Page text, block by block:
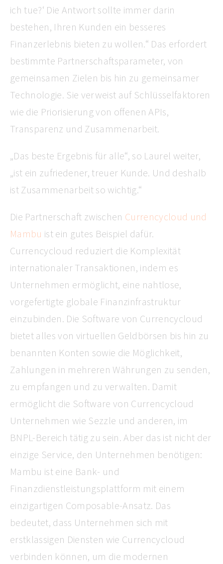
ich tue?‘ Die Antwort sollte immer darin
bestehen, Ihren Kunden ein besseres
Finanzerlebnis bieten zu wollen.“ Das erfordert
bestimmte Partnerschaftsparameter, von
gemeinsamen Zielen bis hin zu gemeinsamer
Technologie. Sie verweist auf Schlüsselfaktoren
wie die Priorisierung von offenen APIs,
Transparenz und Zusammenarbeit.
„Das beste Ergebnis für alle“, so Laurel weiter,
„ist ein zufriedener, treuer Kunde. Und deshalb
ist Zusammenarbeit so wichtig.“
Die Partnerschaft zwischen Currencycloud und
Mambu ist ein gutes Beispiel dafür.
Currencycloud reduziert die Komplexität
internationaler Transaktionen, indem es
Unternehmen ermöglicht, eine nahtlose,
vorgefertigte globale Finanzinfrastruktur
einzubinden. Die Software von Currencycloud
bietet alles von virtuellen Geldbörsen bis hin zu
benannten Konten sowie die Möglichkeit,
Zahlungen in mehreren Währungen zu senden,
zu empfangen und zu verwalten. Damit
ermöglicht die Software von Currencycloud
Unternehmen wie Sezzle und anderen, im
BNPL-Bereich tätig zu sein. Aber das ist nicht der
einzige Service, den Unternehmen benötigen:
Mambu ist eine Bank- und
Finanzdienstleistungsplattform mit einem
einzigartigen Composable-Ansatz. Das
bedeutet, dass Unternehmen sich mit
erstklassigen Diensten wie Currencycloud
verbinden können, um die modernen